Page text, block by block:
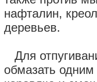
нафталин,
деревьев.
Для
обмазать